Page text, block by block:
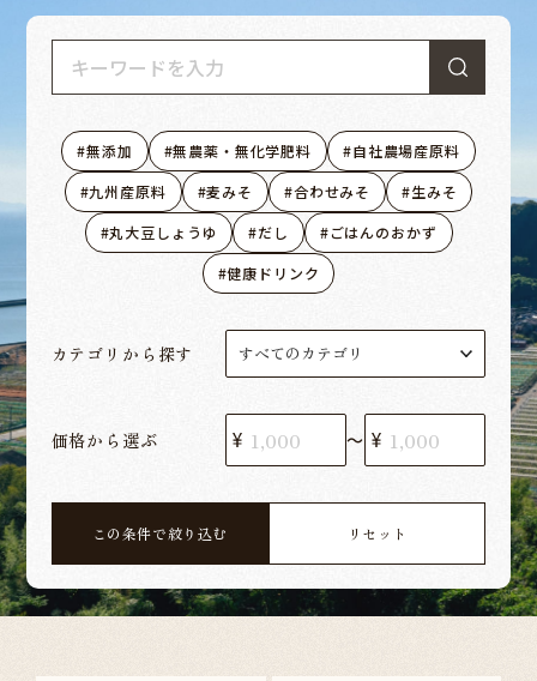
無添加 無農薬・無化学肥料
自社農場産原料
九州産原料
麦みそ 合わせみそ
生みそ
丸大豆しょうゆ
だし
ごはんのおかず
健康ドリンク
カテゴリから探す
価格から選ぶ 〜
この条件で絞り込む リセット